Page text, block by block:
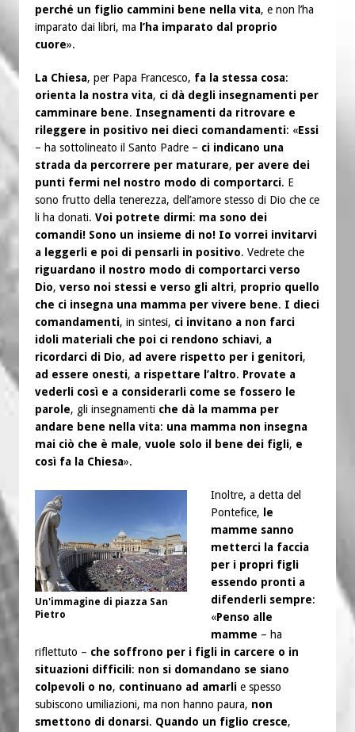
perché un figlio cammini bene nella vita, e non l’ha
imparato dai libri, ma l’ha imparato dal proprio
cuore».
La Chiesa, per Papa Francesco, fa la stessa cosa:
orienta la nostra vita, ci dà degli insegnamenti per
camminare bene. Insegnamenti da ritrovare e
rileggere in positivo nei dieci comandamenti: «Essi
– ha sottolineato il Santo Padre – ci indicano una
strada da percorrere per maturare, per avere dei
punti fermi nel nostro modo di comportarci. E
sono frutto della tenerezza, dell’amore stesso di Dio che ce
li ha donati. Voi potrete dirmi: ma sono dei
comandi! Sono un insieme di no! Io vorrei invitarvi
a leggerli e poi di pensarli in positivo. Vedrete che
riguardano il nostro modo di comportarci verso
Dio, verso noi stessi e verso gli altri, proprio quello
che ci insegna una mamma per vivere bene. I dieci
comandamenti, in sintesi, ci invitano a non farci
idoli materiali che poi ci rendono schiavi, a
ricordarci di Dio, ad avere rispetto per i genitori,
ad essere onesti, a rispettare l’altro. Provate a
vederli così e a considerarli come se fossero le
parole, gli insegnamenti che dà la mamma per
andare bene nella vita: una mamma non insegna
mai ciò che è male, vuole solo il bene dei figli, e
così fa la Chiesa».
Un'immagine di piazza San
Pietro
Inoltre, a detta del
Pontefice,
le
mamme sanno
metterci la faccia
per i propri figli
essendo pronti a
difenderli sempre:
«Penso alle
mamme – ha
riflettuto – che soffrono per i figli in carcere o in
situazioni difficili: non si domandano se siano
colpevoli o no, continuano ad amarli e spesso
subiscono umiliazioni, ma non hanno paura, non
smettono di donarsi. Quando un figlio cresce,